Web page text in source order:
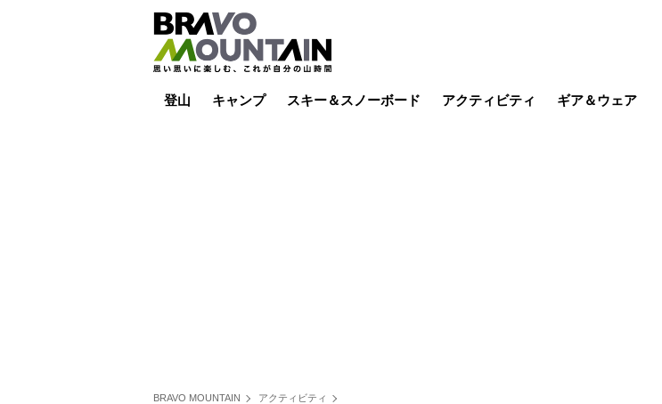
登山 キャンプ スキー＆スノーボード アクティビティ ギア＆ウェア
BRAVO MOUNTAIN
アクティビティ